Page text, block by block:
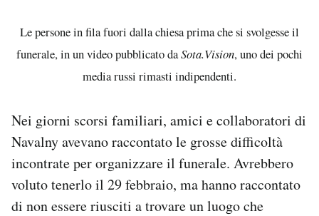
Le persone in fila fuori dalla chiesa prima che si svolgesse il
funerale, in un video pubblicato daSota.Vision, uno dei pochi
media russi rimasti indipendenti.
Nei giorni scorsi familiari, amici e collaboratori di
Navalny avevano raccontato le grosse difficoltà
incontrate per organizzare il funerale. Avrebbero
voluto tenerlo il 29 febbraio, ma hanno raccontato
di non essere riusciti a trovare un luogo che